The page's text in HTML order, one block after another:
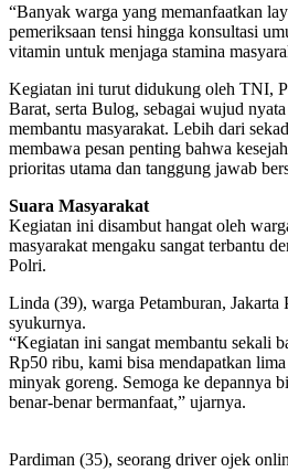
“Banyak warga yang memanfaatkan
pemeriksaan tensi hingga konsultasi
vitamin untuk menjaga stamina
Kegiatan ini turut didukung oleh TNI,
Barat, serta Bulog, sebagai wujud
membantu masyarakat. Lebih dari
membawa pesan penting bahwa
prioritas utama dan tanggung jawab
Suara Masyarakat
Kegiatan ini disambut hangat oleh
masyarakat mengaku sangat terbantu
Polri.
Linda (39), warga Petamburan, Jakarta
syukurnya.
“Kegiatan ini sangat membantu sekali
Rp50 ribu, kami bisa mendapatkan
minyak goreng. Semoga ke depannya
benar-benar bermanfaat,” ujarnya.
Pardiman (35), seorang driver ojek